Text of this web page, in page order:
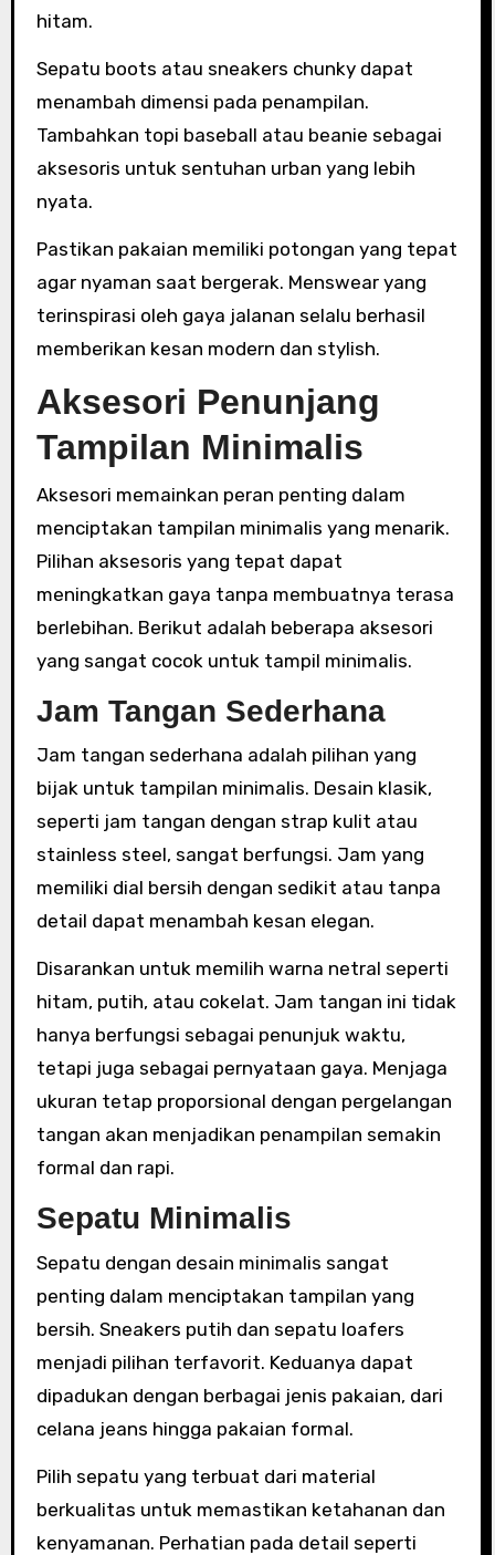
hitam.
Sepatu boots atau sneakers chunky dapat
menambah dimensi pada penampilan.
Tambahkan topi baseball atau beanie sebagai
aksesoris untuk sentuhan urban yang lebih
nyata.
Pastikan pakaian memiliki potongan yang tepat
agar nyaman saat bergerak. Menswear yang
terinspirasi oleh gaya jalanan selalu berhasil
memberikan kesan modern dan stylish.
Aksesori Penunjang
Tampilan Minimalis
Aksesori memainkan peran penting dalam
menciptakan tampilan minimalis yang menarik.
Pilihan aksesoris yang tepat dapat
meningkatkan gaya tanpa membuatnya terasa
berlebihan. Berikut adalah beberapa aksesori
yang sangat cocok untuk tampil minimalis.
Jam Tangan Sederhana
Jam tangan sederhana adalah pilihan yang
bijak untuk tampilan minimalis. Desain klasik,
seperti jam tangan dengan strap kulit atau
stainless steel, sangat berfungsi. Jam yang
memiliki dial bersih dengan sedikit atau tanpa
detail dapat menambah kesan elegan.
Disarankan untuk memilih warna netral seperti
hitam, putih, atau cokelat. Jam tangan ini tidak
hanya berfungsi sebagai penunjuk waktu,
tetapi juga sebagai pernyataan gaya. Menjaga
ukuran tetap proporsional dengan pergelangan
tangan akan menjadikan penampilan semakin
formal dan rapi.
Sepatu Minimalis
Sepatu dengan desain minimalis sangat
penting dalam menciptakan tampilan yang
bersih. Sneakers putih dan sepatu loafers
menjadi pilihan terfavorit. Keduanya dapat
dipadukan dengan berbagai jenis pakaian, dari
celana jeans hingga pakaian formal.
Pilih sepatu yang terbuat dari material
berkualitas untuk memastikan ketahanan dan
kenyamanan. Perhatian pada detail seperti